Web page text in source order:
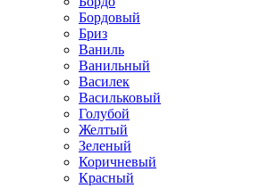
Бордовый
Бриз
Ваниль
Ванильный
Василек
Васильковый
Голубой
Желтый
Зеленый
Коричневый
Красный